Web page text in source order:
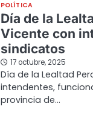
POLÍTICA
Día de la
Vicente con
sindicatos
17 octubre, 2025
Día de la Lealtad
intendentes,
provincia de…